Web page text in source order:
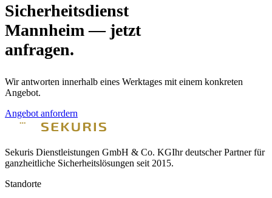
Sicherheitsdienst
Mannheim — jetzt
anfragen.
Wir antworten innerhalb eines Werktages mit einem konkreten
Angebot.
Angebot anfordern
Sekuris Dienstleistungen GmbH & Co. KGIhr deutscher Partner für
ganzheitliche Sicherheitslösungen seit 2015.
Standorte